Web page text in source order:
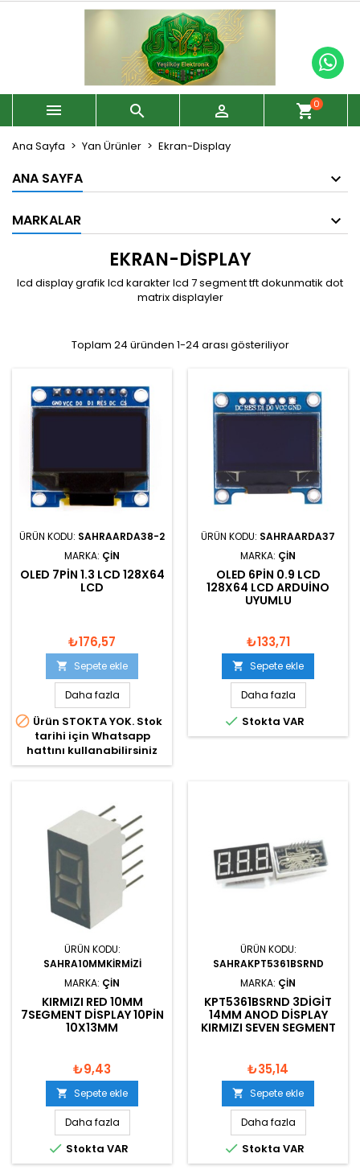
   shopping_cart0
Ana Sayfa Yan Ürünler Ekran-Display
ANA SAYFA
MARKALAR
EKRAN-DISPLAY
lcd display grafik lcd karakter lcd 7 segment tft dokunmatik dot
matrix displayler
Toplam 24 üründen 1-24 arası gösteriliyor
ÜRÜN KODU: SAHRAARDA38-2
MARKA: ÇIN
OLED 7PIN 1.3 LCD 128X64
LCD
₺176,57
 Sepete ekle
Daha fazla
 Ürün STOKTA YOK. Stok
tarihi için Whatsapp
hattını kullanabilirsiniz
ÜRÜN KODU: SAHRAARDA37
MARKA: ÇIN
OLED 6PIN 0.9 LCD
128X64 LCD ARDUINO
UYUMLU
₺133,71
 Sepete ekle
Daha fazla
 Stokta VAR
ÜRÜN KODU:
SAHRA10MMKIRMIZI
MARKA: ÇIN
KIRMIZI RED 10MM
7SEGMENT DISPLAY 10PIN
10X13MM
₺9,43
 Sepete ekle
Daha fazla
 Stokta VAR
ÜRÜN KODU:
SAHRAKPT5361BSRND
MARKA: ÇIN
KPT5361BSRND 3DIGIT
14MM ANOD DISPLAY
KIRMIZI SEVEN SEGMENT
₺35,14
 Sepete ekle
Daha fazla
 Stokta VAR